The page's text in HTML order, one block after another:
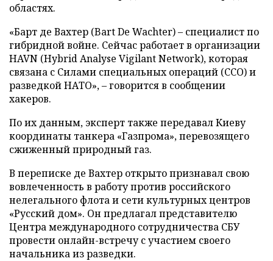
областях.
«Барт де Вахтер (Bart De Wachter) – специалист по
гибридной войне. Сейчас работает в организации
HAVN (Hybrid Analyse Vigilant Network), которая
связана с Силами специальных операций (ССО) и
разведкой НАТО», – говорится в сообщении
хакеров.
По их данным, эксперт также передавал Киеву
координаты танкера «Газпрома», перевозящего
сжиженный природный газ.
В переписке де Вахтер открыто признавал свою
вовлеченность в работу против российского
нелегального флота и сети культурных центров
«Русский дом». Он предлагал представителю
Центра международного сотрудничества СБУ
провести онлайн-встречу с участием своего
начальника из разведки.